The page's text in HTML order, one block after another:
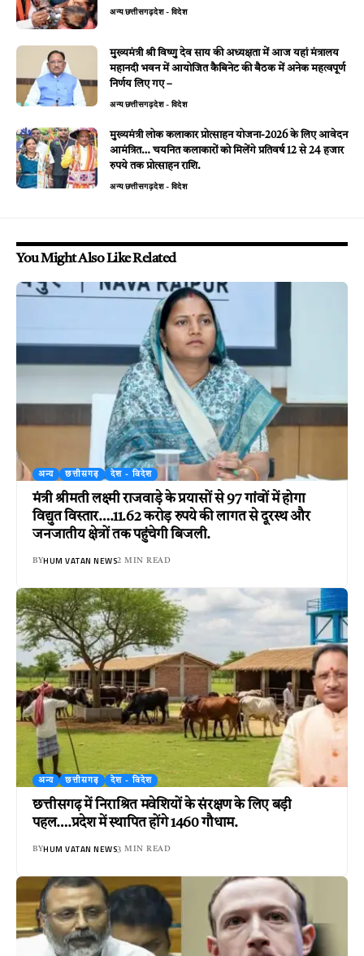
अन्यछत्तीसगढ़देश - विदेश
मुख्यमंत्री श्री विष्णु देव साय की अध्यक्षता में आज यहां मंत्रालय
महानदी भवन में आयोजित कैबिनेट की बैठक में अनेक महत्वपूर्ण
निर्णय लिए गए –
अन्यछत्तीसगढ़देश - विदेश
मुख्यमंत्री लोक कलाकार प्रोत्साहन योजना-2026 के लिए आवेदन
आमंत्रित… चयनित कलाकारों को मिलेंगे प्रतिवर्ष 12 से 24 हजार
रुपये तक प्रोत्साहन राशि.
अन्यछत्तीसगढ़देश - विदेश
You Might Also Like Related
अन्य छत्तीसगढ़ देश - विदेश
मंत्री श्रीमती लक्ष्मी राजवाड़े के प्रयासों से 97 गांवों में होगा
विद्युत विस्तार….11.62 करोड़ रुपये की लागत से दूरस्थ और
जनजातीय क्षेत्रों तक पहुंचेगी बिजली.
BYHUM VATAN NEWS2 MIN READ
अन्य छत्तीसगढ़ देश - विदेश
छत्तीसगढ़ में निराश्रित मवेशियों के संरक्षण के लिए बड़ी
पहल….प्रदेश में स्थापित होंगे 1460 गौधाम.
BYHUM VATAN NEWS3 MIN READ